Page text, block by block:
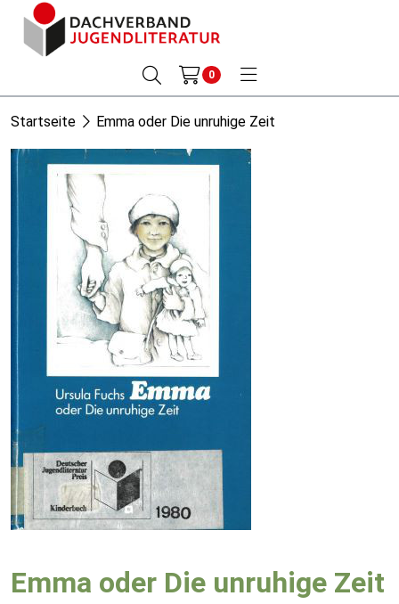
0
Startseite Emma oder Die unruhige Zeit
Emma oder Die unruhige Zeit